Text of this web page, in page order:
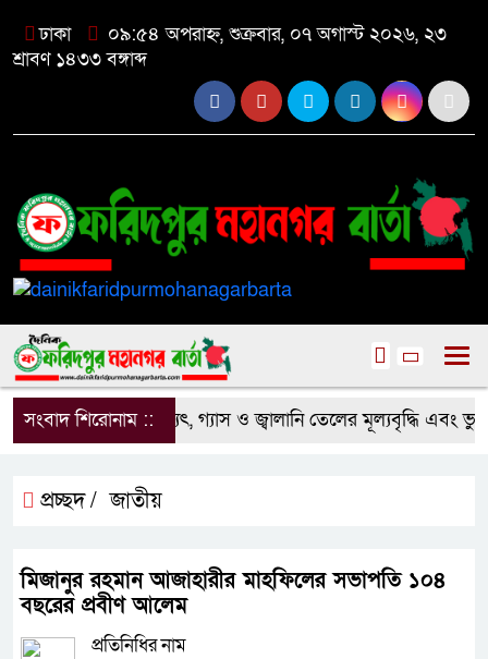
ঢাকা
০৯:৫৪ অপরাহ্ন, শুক্রবার, ০৭ অগাস্ট ২০২৬, ২৩
শ্রাবণ ১৪৩৩ বঙ্গাব্দ
সংবাদ শিরোনাম ::বিদ্যুৎ, গ্যাস ও জ্বালানি তেলের মূল্যবৃদ্ধি এবং
প্রচ্ছদ / জাতীয়
মিজানুর রহমান আজাহারীর মাহফিলের সভাপতি ১০৪
বছরের প্রবীণ আলেম
প্রতিনিধির নাম